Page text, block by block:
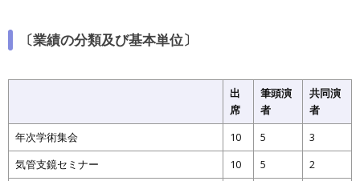
〔業績の分類及び基本単位〕
出
席
筆頭演
者
共同演
者
年次学術集会
10 5
3
気管支鏡セミナー
10 5
2